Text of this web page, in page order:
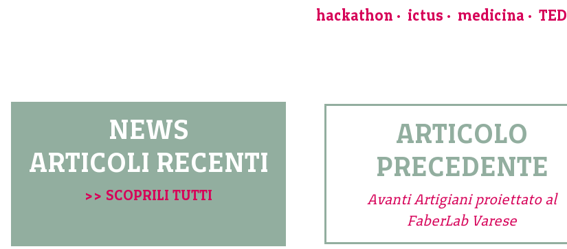
hackathon ictus medicina TED
NEWS
ARTICOLI RECENTI
>> SCOPRILI TUTTI
ARTICOLO
PRECEDENTE
Avanti Artigiani proiettato al
FaberLab Varese